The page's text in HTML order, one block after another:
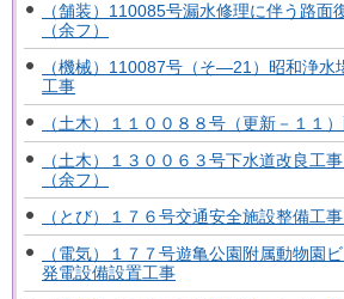
（舗装）110085号漏水修理に伴う路面
（余フ）
（機械）110087号（そ―21）昭和浄水
工事
（土木）１１００８８号（更新－１１
（土木）１３００６３号下水道改良工
（余フ）
（とび）１７６号交通安全施設整備工事
（電気）１７７号遊亀公園附属動物園
発電設備設置工事